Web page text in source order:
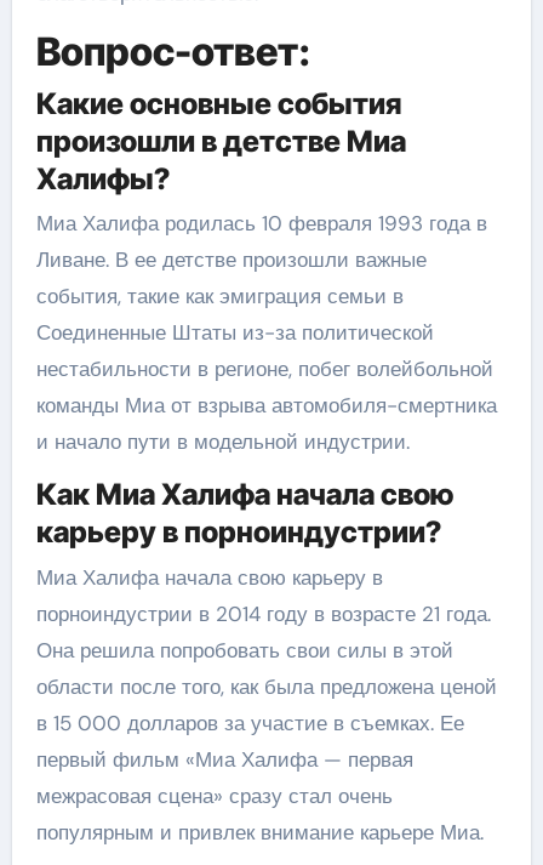
Вопрос-ответ:
Какие основные события
произошли в детстве Миа
Халифы?
Миа Халифа родилась 10 февраля 1993 года в
Ливане. В ее детстве произошли важные
события, такие как эмиграция семьи в
Соединенные Штаты из-за политической
нестабильности в регионе, побег волейбольной
команды Миа от взрыва автомобиля-смертника
и начало пути в модельной индустрии.
Как Миа Халифа начала свою
карьеру в порноиндустрии?
Миа Халифа начала свою карьеру в
порноиндустрии в 2014 году в возрасте 21 года.
Она решила попробовать свои силы в этой
области после того, как была предложена ценой
в 15 000 долларов за участие в съемках. Ее
первый фильм «Миа Халифа — первая
межрасовая сцена» сразу стал очень
популярным и привлек внимание карьере Миа.